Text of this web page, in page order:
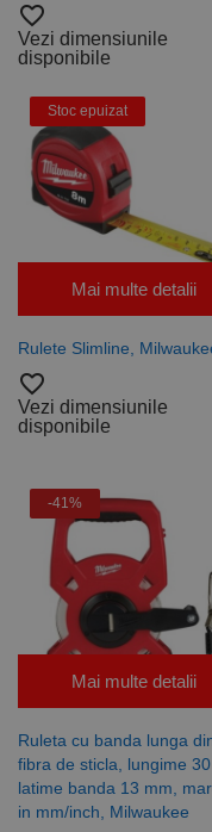
favorite_border
Vezi dimensiunile
disponibile
Stoc epuizat
Mai multe detalii
Rulete Slimline,
favorite_border
Vezi dimensiunile
disponibile
-41%
Mai multe detalii
Ruleta cu banda lunga
fibra de sticla, lungime 30
latime banda 13 mm,
in mm/inch, Milwaukee